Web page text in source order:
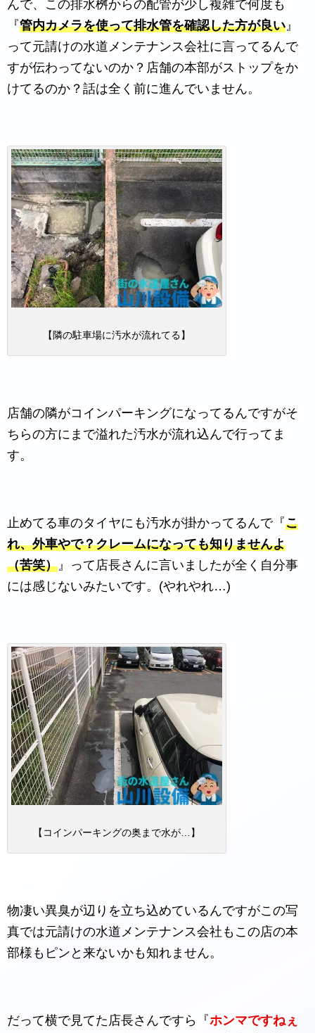
んで、この排水桝からの配管が少し複雑で何度も
『管内カメラを使って排水管を確認した方が良い』
って元請けの水道メンテナンス会社に言ってるんで
すが伝わってないのか？店舗の本部がストップをか
けてるのか？話は全く前に進んでいません。
【隣の駐車場に汚水が流れてる】
店舗の隣がコインパーキングになってるんですがそ
ちらの方にまで溢れた汚水が流れ込んで行ってま
す。
止めてる車のタイヤにも汚水が掛かってるんで『こ
れ、外車やで？クレームになっても知りませんよ
（苦笑）』って店長さんに言いましたが全く自分事
には感じないみたいです。(やれやれ…)
【コインパーキングの奥まで水が…】
物凄い異臭が辺りを立ち込めているんですがこの写
真では元請けの水道メンテナンス会社もこの店の本
部様もピンと来ないかも知れません。
だって横で見てた店長さんですら『ホンマですねぇ